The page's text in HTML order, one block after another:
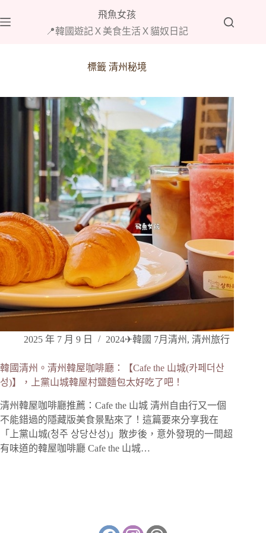
至
飛魚女孩
📍韓國遊記Ｘ美食生活Ｘ貓奴日記
標籤 清州秘境
2025 年 7 月 9 日 2024✈韓國 7月清州 , 清州旅行
韓國清州。清州韓屋咖啡廳：【Cafe the 山城(카페더산
성)】，上黨山城韓屋村鹽麵包太好吃了吧！
清州韓屋咖啡廳推薦：Cafe the 山城 清州自由行又一個
不能錯過的隱藏版美食景點來了！這篇要來分享我在
「上黨山城(청주 상당산성)」散步後，意外發現的一間超
有味道的韓屋咖啡廳 Cafe the 山城…